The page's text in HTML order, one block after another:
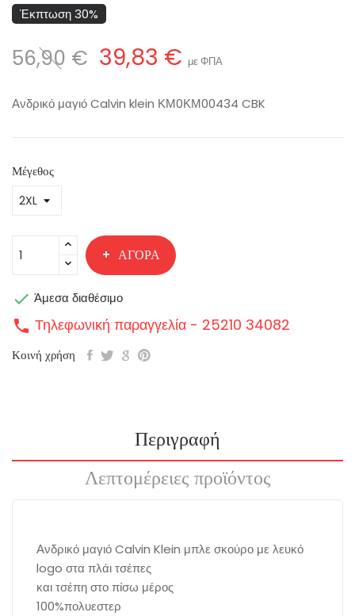
Έκπτωση 30%
56,90 € 39,83 € με ΦΠΑ
Ανδρικό μαγιό Calvin klein ΚΜ0ΚΜ00434 CBK
Μέγεθος
ΑΓΟΡΆ
 Άμεσα διαθέσιμο
call Τηλεφωνική παραγγελία - 25210 34082
Κοινή χρήση
Περιγραφή
Λεπτομέρειες προϊόντος
Ανδρικό μαγιό Calvin Klein μπλε σκούρο με λευκό
logo στα πλάι τσέπες
και τσέπη στο πίσω μέρος
100%πολυεστερ